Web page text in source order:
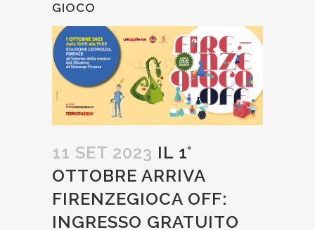
GIOCO
11 SET 2023 IL 1°
OTTOBRE ARRIVA
FIRENZEGIOCA OFF:
INGRESSO GRATUITO